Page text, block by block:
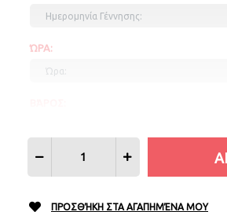
ΏΡΑ:
ΎΨΟΣ:
ΠΡΟΣΘΉΚΗ ΣΤΑ ΑΓΑΠΗΜΈΝΑ ΜΟΥ